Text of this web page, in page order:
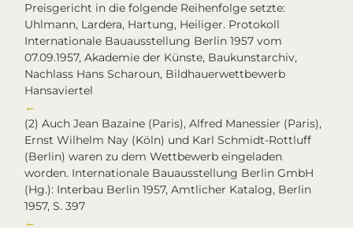
Preisgericht in die folgende Reihenfolge setzte:
Uhlmann, Lardera, Hartung, Heiliger. Protokoll
Internationale Bauausstellung Berlin 1957 vom
07.09.1957, Akademie der Künste, Baukunstarchiv,
Nachlass Hans Scharoun, Bildhauerwettbewerb
Hansaviertel
←
(2)Auch Jean Bazaine (Paris), Alfred Manessier (Paris),
Ernst Wilhelm Nay (Köln) und Karl Schmidt-Rottluff
(Berlin) waren zu dem Wettbewerb eingeladen
worden. Internationale Bauausstellung Berlin GmbH
(Hg.): Interbau Berlin 1957, Amtlicher Katalog, Berlin
1957, S. 397
←